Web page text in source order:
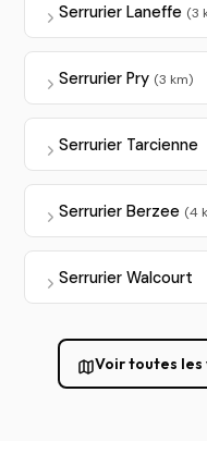
Serrurier Laneffe (3
Serrurier Pry (3 km)
Serrurier Tarcienne
Serrurier Berzee (4
Serrurier Walcourt
Voir toutes les